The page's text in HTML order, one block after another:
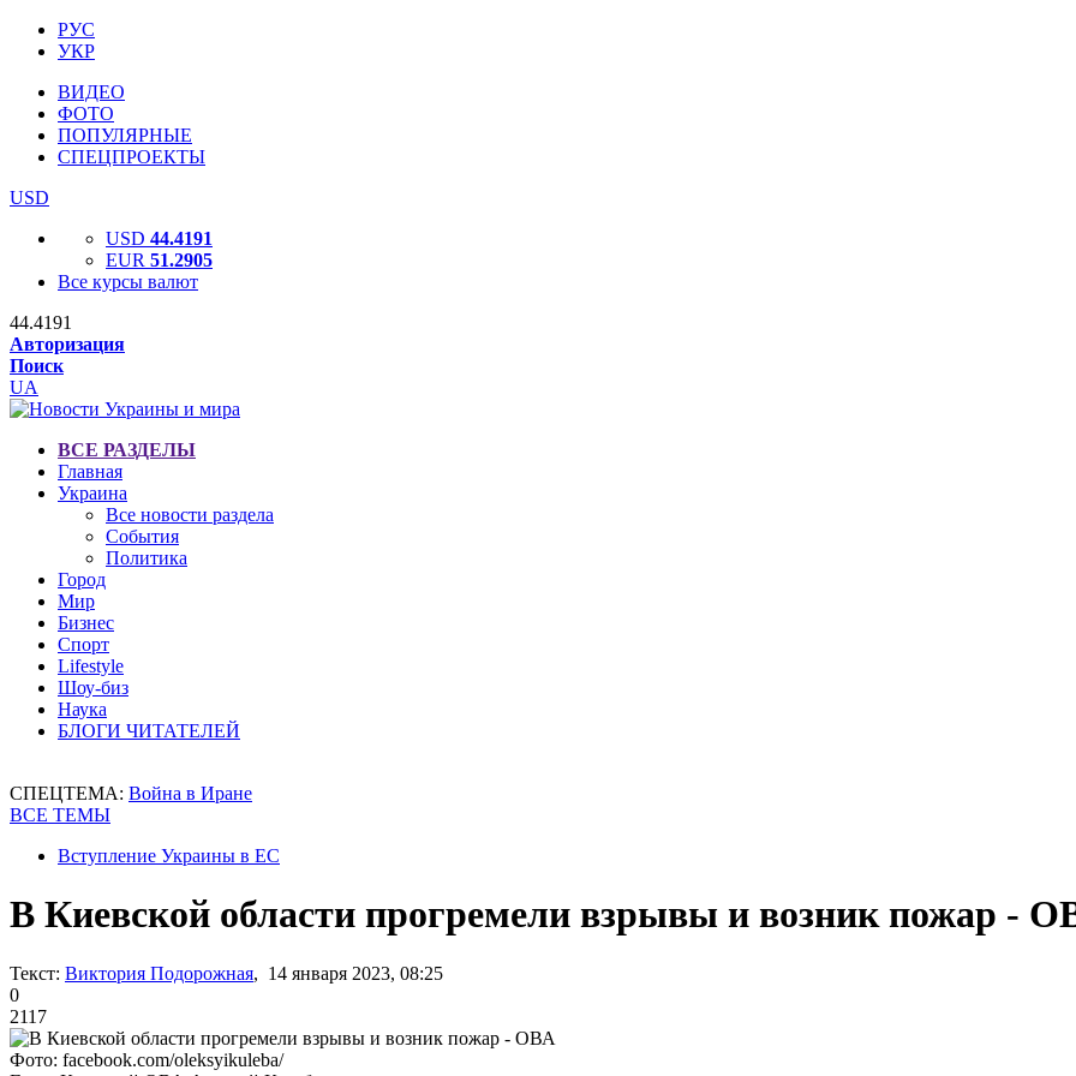
РУС
УКР
ВИДЕО
ФОТО
ПОПУЛЯРНЫЕ
СПЕЦПРОЕКТЫ
USD
USD 44.4191
EUR 51.2905
Все курсы валют
44.4191
Авторизация
Поиск
UA
ВСЕ РАЗДЕЛЫ
Главная
Украина
Все новости раздела
События
Политика
Город
Мир
Бизнес
Спорт
Lifestyle
Шоу-биз
Наука
БЛОГИ ЧИТАТЕЛЕЙ
СПЕЦТЕМА: Война в Иране
ВСЕ ТЕМЫ
Вступление Украины в ЕС
В Киевской области прогремели взрывы и возник пожар -
Текст: Виктория Подорожная, 14 января 2023, 08:25
0
2117
Фото: facebook.com/oleksyikuleba/